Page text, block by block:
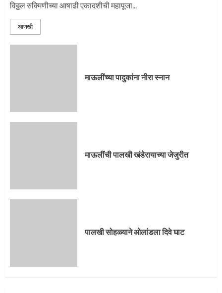
विठ्ठल रुक्मिणीच्या आषाढी एकादशीची महापूजा...
आणखी
माऊलींच्या पादुकांना नीरा स्नान
माऊलींची पालखी खंडेरायाच्या जेजुरीत
पालखी सोहळ्याने ओलांडला दिवे घाट